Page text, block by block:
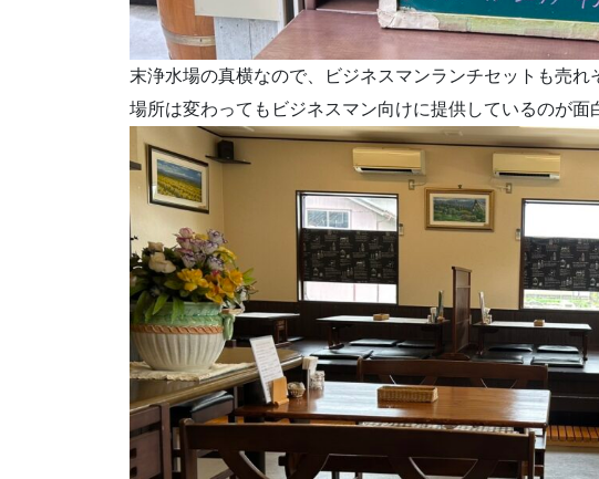
末浄水場の真横なので、ビジネスマンランチセットも売れ
場所は変わってもビジネスマン向けに提供しているのが面